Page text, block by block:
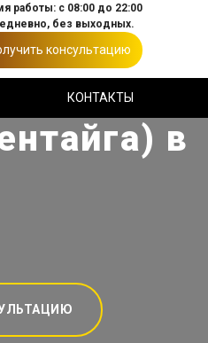
работы: с 08:00 до 22:00
без выходных.
консультацию
КОНТАКТЫ
в